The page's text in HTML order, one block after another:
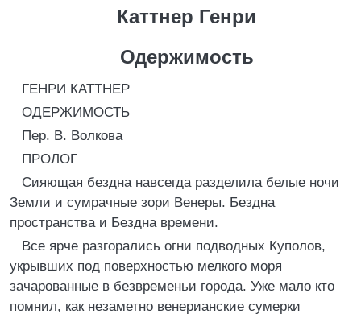
Каттнер Генри
Одержимость
ГЕНРИ КАТТНЕР
ОДЕРЖИМОСТЬ
Пер. В. Волкова
ПРОЛОГ
Сияющая бездна навсегда разделила белые ночи
Земли и сумрачные зори Венеры. Бездна
пространства и Бездна времени.
Все ярче разгорались огни подводных Куполов,
укрывших под поверхностью мелкого моря
зачарованные в безвременьи города. Уже мало кто
помнил, как незаметно венерианские сумерки